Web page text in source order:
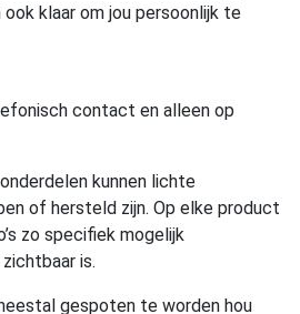
klaar om jou persoonlijk te
contact en alleen op
kunnen lichte
of hersteld zijn. Op elke product
zo specifiek mogelijk
is.
gespoten te worden hou